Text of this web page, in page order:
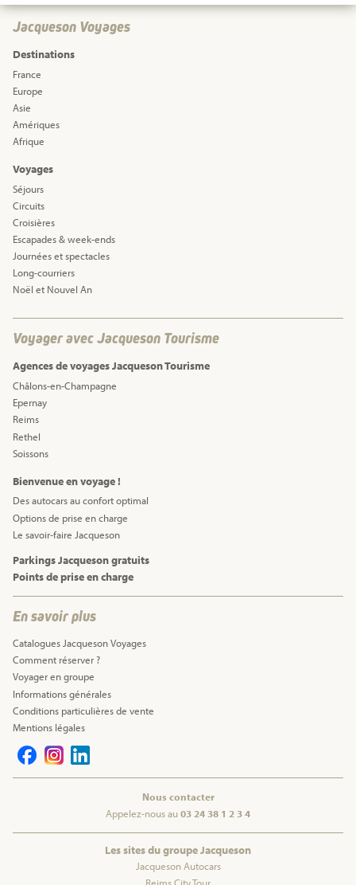
Jacqueson Voyages
Destinations
France
Europe
Asie
Amériques
Afrique
Voyages
Séjours
Circuits
Croisières
Escapades & week-ends
Journées et spectacles
Long-courriers
Noël et Nouvel An
Voyager avec Jacqueson Tourisme
Agences de voyages Jacqueson Tourisme
Châlons-en-Champagne
Epernay
Reims
Rethel
Soissons
Bienvenue en voyage !
Des autocars au confort optimal
Options de prise en charge
Le savoir-faire Jacqueson
Parkings Jacqueson gratuits
Points de prise en charge
En savoir plus
Catalogues Jacqueson Voyages
Comment réserver ?
Voyager en groupe
Informations générales
Conditions particulières de vente
Mentions légales
Nous contacter
Appelez-nous au03 24 38 1 2 3 4
Les sites du groupe Jacqueson
Jacqueson Autocars